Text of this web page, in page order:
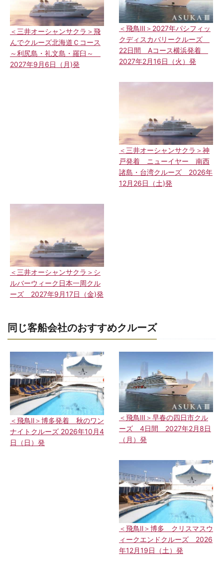
＜三井オーシャンサクラ＞飛
んでクルーズ北海道Ｃコース
～利尻島・礼文島・羅臼～
2027年9月6日（月)発
＜飛鳥Ⅲ＞2027年パシフィッ
クディスカバリークルーズ
22日間 Aコース横浜発着
2027年2月16日（火）発
＜三井オーシャンサクラ＞神
戸発着 ニューイヤー 南西
諸島・台湾クルーズ 2026年
12月26日（土)発
＜三井オーシャンサクラ＞シ
ルバーウィーク日本一周クル
ーズ 2027年9月17日（金)発
同じ客船会社のおすすめクルーズ
＜飛鳥Ⅱ＞博多発着 秋のワン
ナイトクルーズ 2026年10月4
日（日）発
＜飛鳥Ⅲ＞早春の四日市クル
ーズ 4日間 2027年2月8日
（月）発
＜飛鳥Ⅱ＞博多 クリスマスウ
ィークエンドクルーズ 2026
年12月19日（土）発